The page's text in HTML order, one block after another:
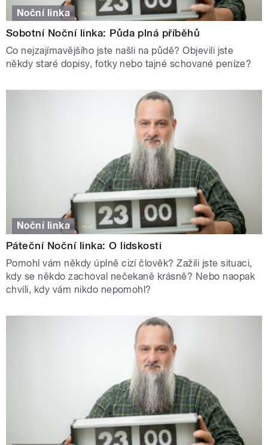
Noční linka
Sobotní Noční linka: Půda plná příběhů
Co nejzajímavějšího jste našli na půdě? Objevili jste
někdy staré dopisy, fotky nebo tajné schované peníze?
Noční linka
Páteční Noční linka: O lidskosti
Pomohl vám někdy úplně cizí člověk? Zažili jste situaci,
kdy se někdo zachoval nečekaně krásně? Nebo naopak
chvíli, kdy vám nikdo nepomohl?